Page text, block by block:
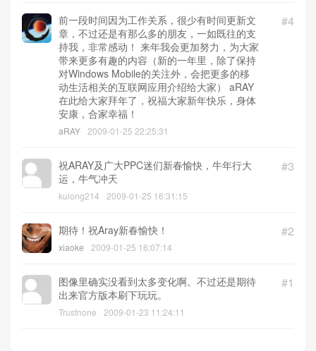
#4
前一段时间因为工作关系，很少有时间更新文
章，不过还是有那么多的朋友，一如既往的支
持我，非常感动！ 来年我会更加努力，为大家
带来更多有趣的内容（新的一年里，除了保持
对Windows Mobile的关注外，会把更多的移
动生活相关的互联网应用介绍给大家） aRAY
在此给大家拜年了，祝福大家新年快乐，身体
安康，合家幸福！
aRAY 2009-01-25 22:25:31
#3
祝ARAY及广大PPC迷们新春愉快，牛年行大
运，牛气冲天
kulong214 2009-01-25 16:31:15
#2
期待！祝Aray新春愉快！
xiaoke 2009-01-25 16:07:14
#1
图像里确实没看到太多变化啊。不过还是期待
出来官方版本刷下玩玩。
Trustnone 2009-01-23 11:24:11